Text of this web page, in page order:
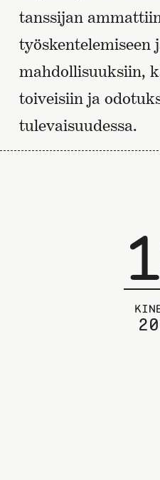
tanssijan
työskentelemiseen
mahdollisuuksiin,
toiveisiin ja
tulevaisuudessa.